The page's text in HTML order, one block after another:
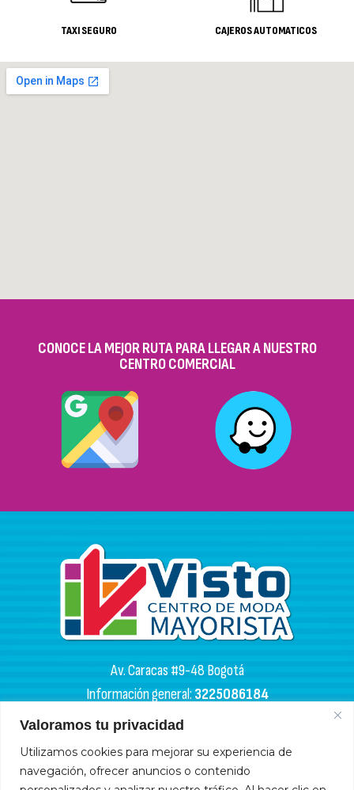
Valoramos tu privacidad
Utilizamos cookies para mejorar su experiencia de
navegación, ofrecer anuncios o contenido
TAXI SEGURO CAJEROS AUTOMATICOS
CONOCE LA MEJOR RUTA PARA LLEGAR A NUESTRO
CENTRO COMERCIAL
Av. Caracas #9-48 Bogotá
Información general:3225086184
PQR:3102133050
HORARIOS DE APERTURA